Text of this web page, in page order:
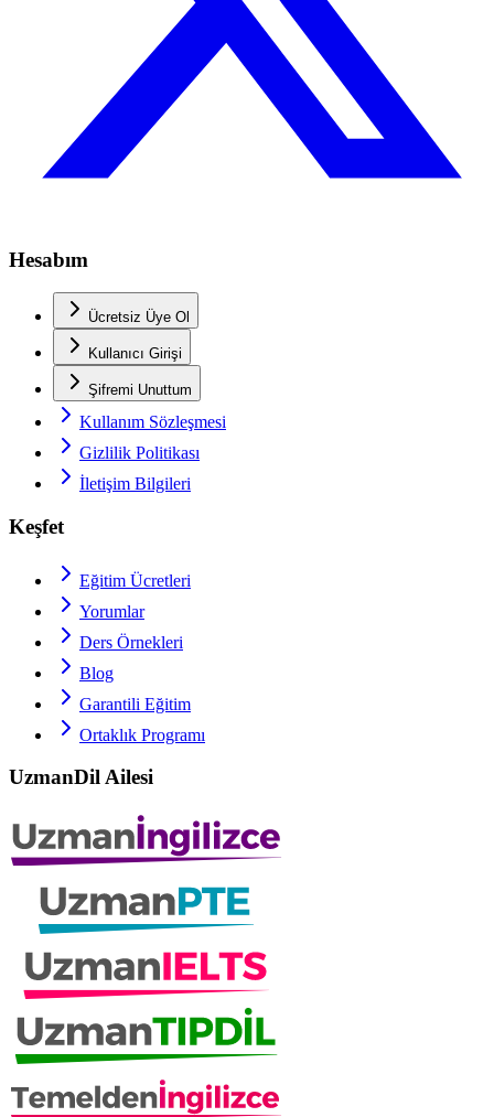
Hesabım
Ücretsiz Üye Ol
Kullanıcı Girişi
Şifremi Unuttum
Kullanım Sözleşmesi
Gizlilik Politikası
İletişim Bilgileri
Keşfet
Eğitim Ücretleri
Yorumlar
Ders Örnekleri
Blog
Garantili Eğitim
Ortaklık Programı
UzmanDil Ailesi